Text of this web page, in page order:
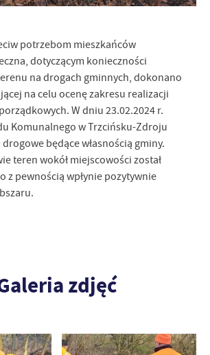
potrzebom mieszkańców
dotyczącym konieczności
na drogach gminnych, dokonano
na celu ocenę zakresu realizacji
W dniu 23.02.2024 r.
Komunalnego w Trzcińsku-Zdroju
będące własnością gminy.
teren wokół miejscowości został
z pewnością wpłynie pozytywnie
zdjęć